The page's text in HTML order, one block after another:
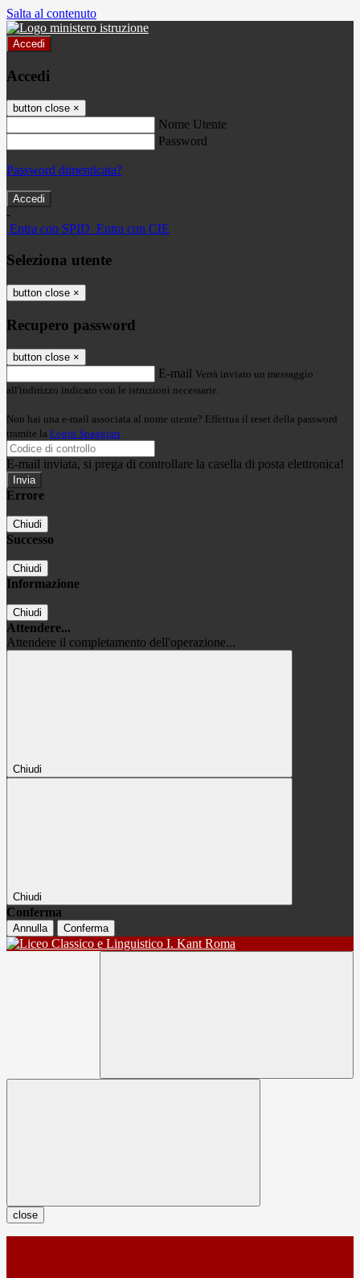
Salta al contenuto
Accedi
Accedi
button close ×
Nome Utente
Password
Password dimenticata?
-
Entra con SPID Entra con CIE
Seleziona utente
button close ×
Recupero password
button close ×
E-mail Verrà inviato un messaggio
all'indirizzo indicato con le istruzioni necessarie.
Non hai una e-mail associata al nome utente? Effettua il reset della password
tramite la Login Spaggiari
E-mail inviata, si prega di controllare la casella di posta elettronica!
Errore
Chiudi
Successo
Chiudi
Informazione
Chiudi
Attendere...
Attendere il completamento dell'operazione...
Chiudi
Chiudi
Conferma
Annulla Conferma
close